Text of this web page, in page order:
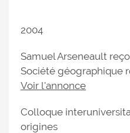
2004
Samuel Arseneault
Société géographique
Voir l'annonce
Colloque
origines